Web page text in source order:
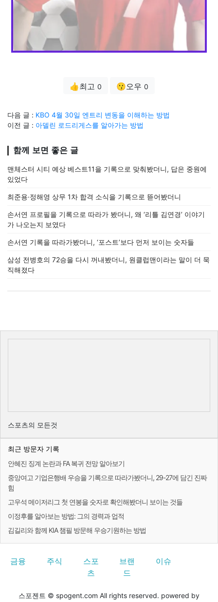
👍최고 0 😗오우 0
다음 글 : KBO 4월 30일 엔트리 변동을 이해하는 방법
이전 글 : 아델린 로드리게스를 알아가는 방법
함께 보면 좋은 글
맨체스터 시티 예상 베스트11을 기록으로 맞춰봤더니, 답은 중원에
있었다
최준용·정해영 상무 1차 합격 소식을 기록으로 뜯어봤더니
손서연 프로필을 기록으로 따라가 봤더니, 왜 ‘리틀 김연경’ 이야기
가 나오는지 보였다
손서연 기록을 따라가봤더니, ‘포스트’보다 먼저 보이는 숫자들
삼성 전병호의 72승을 다시 꺼내봤더니, 원클럽맨이라는 말이 더 묵
직해졌다
스포츠의 모든것
최근 방문자 기록
안혜진 징계 논란과 FA 복귀 전망 알아보기
중앙여고 기업은행배 우승을 기록으로 따라가봤더니, 29-27에 담긴 진짜
힘
고우석 메이저리그 첫 연봉을 숫자로 확인해봤더니 보이는 것들
이정후를 알아보는 방법: 그의 경력과 업적
김길리와 함께 KIA 챔필 방문해 우승기원하는 방법
금융 주식
스포
츠
브랜
드
이슈
스포젠트 © spogent.com All rights reserved. powered by